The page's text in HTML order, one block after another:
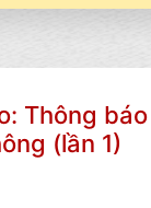
Thông
(lần 1)